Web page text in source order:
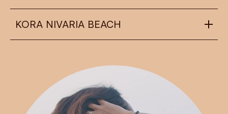
KORA NIVARIA BEACH
Playas de Arico nº 1, urb. Nivaria Beach
38588
Abades (Arico)
info@koraliving.com
FAQ